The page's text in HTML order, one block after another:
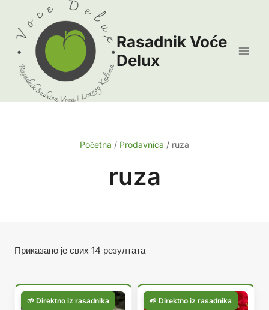
content
Rasadnik Voće
Delux
Početna / Prodavnica / ruza
ruza
Приказано је свих 14 резултатаСортирано
популарности